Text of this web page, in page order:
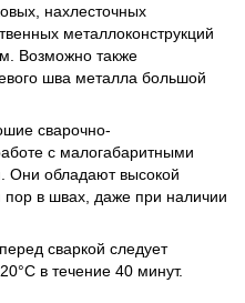
нахлесточных
металлоконструкций
Возможно также
шва металла большой
сварочно-
с малогабаритными
Они обладают высокой
пор в швах, даже при наличии
сваркой следует
в течение 40 минут.